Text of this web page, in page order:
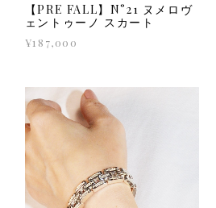
【PRE FALL】N°21 ヌメロヴ
ェントゥーノ スカート
¥187,000